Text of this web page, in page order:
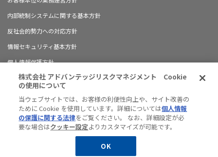
内部統制システムに関する基本方針
反社会的勢力への対応方針
情報セキュリティ基本方針
個人情報保護方針
ブランドガイドライン
ハラスメント防止の対応方針
サイトマップ
JP
EN
© Advantage Risk Management Co., Ltd.
株式会社 アドバンテッジリスクマネジメント Cookie
の使用について
当ウェブサイトでは、お客様の利便性向上や、サイト改善の
ために Cookie を使用しています。詳細については個人情報
の保護に関する法律をご覧ください。 なお、詳細設定が必
要な場合はクッキー設定よりカスタマイズが可能です。
OK